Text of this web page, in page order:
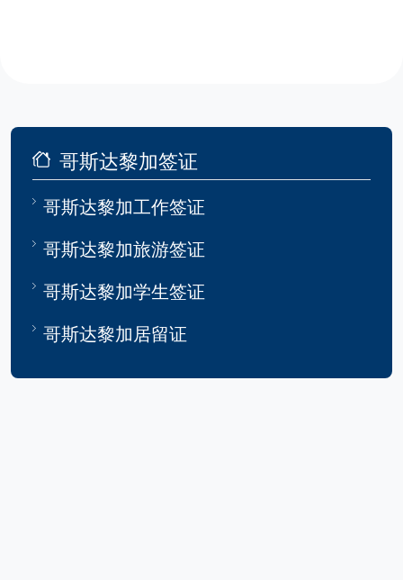
哥斯达黎加签证
哥斯达黎加工作签证
哥斯达黎加旅游签证
哥斯达黎加学生签证
哥斯达黎加居留证